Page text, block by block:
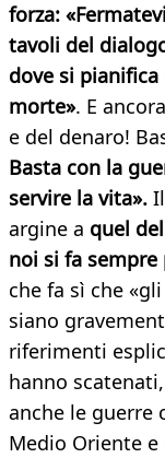
forza:
tavoli del
dove si
morte». E
e del denaro!
Basta con la
servire la vita».
argine a quel
noi si fa
che fa sì che
siano
riferimenti
hanno
anche le guerre
Medio Oriente